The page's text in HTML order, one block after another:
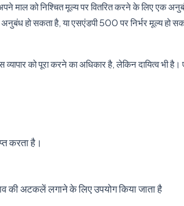
अपने माल को निश्चित मूल्य पर वितरित करने के लिए एक
हो सकता है, या एसएंडपी 500 पर निर्भर मूल्य हो
को पूरा करने का अधिकार है, लेकिन दायित्व भी
करता है।
की अटकलें लगाने के लिए उपयोग किया जाता है